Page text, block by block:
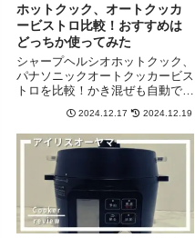
ホットクック、オートクッカ
ービストロ比較！おすすめは
どっちか使ってみた
シャープヘルシオホットクック、
パナソニックオートクッカービス
トロを比較！かき混ぜも自動でで
きる羽根付き自動調理器（ほった
らかし調理家電）は実際にどっち
がおすすめなのか？実際に利用し
て比較してみました。
2024.12.17 2024.12.19